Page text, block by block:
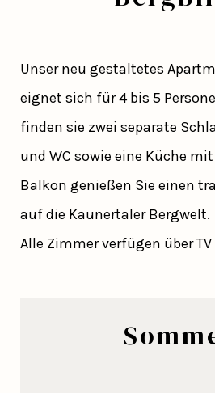
Unser neu gestaltetes
eignet sich für 4 bis 5
finden sie zwei separate
und WC sowie eine Küche
Balkon genießen Sie einen
auf die Kaunertaler Bergwelt.
Alle Zimmer verfügen über TV